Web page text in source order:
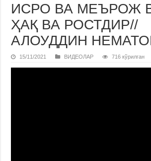
ИСРО ВА МЕЪРОЖ
ҲАҚ ВА РОСТДИР//
АЛОУДДИН
15/11/2021 ВИДЕОЛАР 716 кўрилган